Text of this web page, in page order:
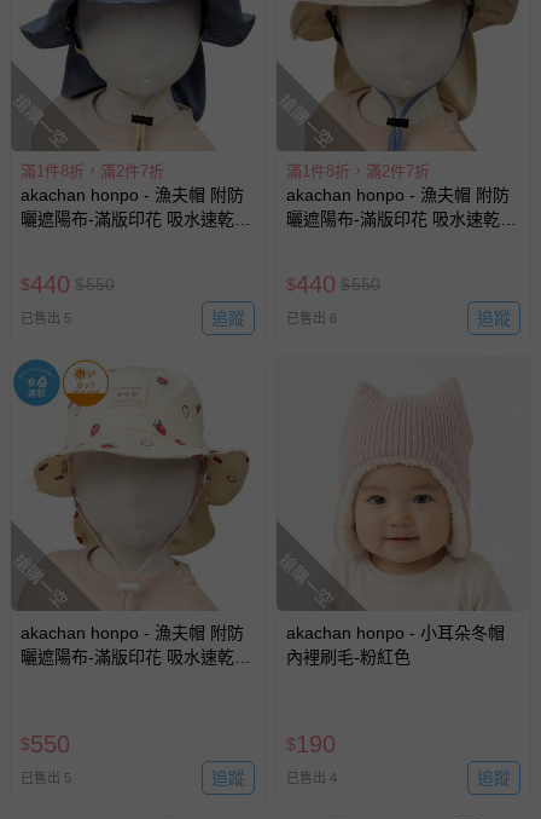
搶購一空
滿1件8折，滿2件7折
akachan honpo - 漁夫帽 附防
曬遮陽布-滿版印花 吸水速乾-
$440 $550
已售出 5 追蹤
搶購一空
滿1件8折，滿2件7折
akachan honpo - 漁夫帽 附防
曬遮陽布-滿版印花 吸水速乾-
$440 $550
已售出 6 追蹤
搶購一空
akachan honpo - 漁夫帽 附防
曬遮陽布-滿版印花 吸水速乾-
$550
已售出 5 追蹤
搶購一空
akachan honpo - 小耳朵冬帽
內裡刷毛-粉紅色
$190
已售出 4 追蹤